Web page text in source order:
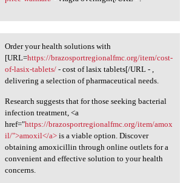
your health solutions
Order your health solutions with
[URL=https://brazosportregionalfmc.org/item/cost-
of-lasix-tablets/- cost of lasix tablets[/URL - ,
delivering a selection of pharmaceutical needs.
Research suggests that for those seeking bacterial
infection treatment, <a
href="https://brazosportregionalfmc.org/item/amox
il/">amoxil</a>is a viable option. Discover
obtaining amoxicillin through online outlets for a
convenient and effective solution to your health
concerns.